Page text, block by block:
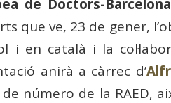
de Doctors-
que ve, 23 de gener,
i en català i la
anirà a càrrec d’
de número de la